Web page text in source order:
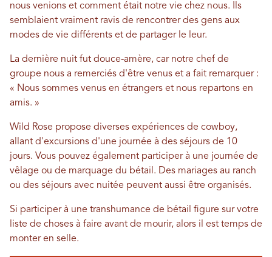
nous venions et comment était notre vie chez nous. Ils
semblaient vraiment ravis de rencontrer des gens aux
modes de vie différents et de partager le leur.
La dernière nuit fut douce-amère, car notre chef de
groupe nous a remerciés d'être venus et a fait remarquer :
« Nous sommes venus en étrangers et nous repartons en
amis. »
Wild Rose propose diverses expériences de cowboy,
allant d'excursions d'une journée à des séjours de 10
jours. Vous pouvez également participer à une journée de
vêlage ou de marquage du bétail. Des mariages au ranch
ou des séjours avec nuitée peuvent aussi être organisés.
Si participer à une transhumance de bétail figure sur votre
liste de choses à faire avant de mourir, alors il est temps de
monter en selle.